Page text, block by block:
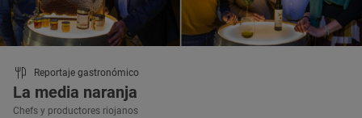
Reportaje gastronómico
La media naranja
Chefs y productores riojanos